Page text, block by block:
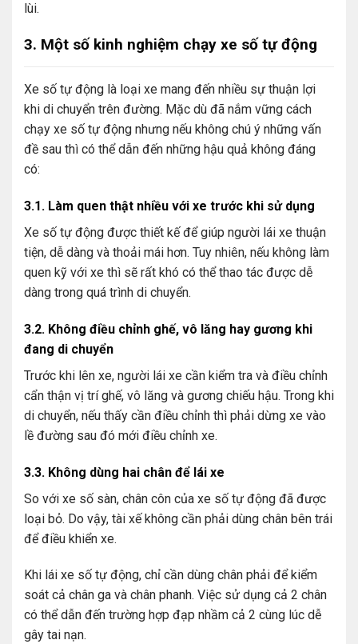
lùi.
3. Một số kinh nghiệm chạy xe số tự động
Xe số tự động là loại xe mang đến nhiều sự thuận lợi
khi di chuyển trên đường. Mặc dù đã nắm vững cách
chạy xe số tự động nhưng nếu không chú ý những vấn
đề sau thì có thể dẫn đến những hậu quả không đáng
có:
3.1. Làm quen thật nhiều với xe trước khi sử dụng
Xe số tự động được thiết kế để giúp người lái xe thuận
tiện, dễ dàng và thoải mái hơn. Tuy nhiên, nếu không làm
quen kỹ với xe thì sẽ rất khó có thể thao tác được dễ
dàng trong quá trình di chuyển.
3.2. Không điều chỉnh ghế, vô lăng hay gương khi
đang di chuyển
Trước khi lên xe, người lái xe cần kiểm tra và điều chỉnh
cẩn thận vị trí ghế, vô lăng và gương chiếu hậu. Trong khi
di chuyển, nếu thấy cần điều chỉnh thì phải dừng xe vào
lề đường sau đó mới điều chỉnh xe.
3.3. Không dùng hai chân để lái xe
So với xe số sàn, chân côn của xe số tự động đã được
loại bỏ. Do vậy, tài xế không cần phải dùng chân bên trái
để điều khiển xe.
Khi lái xe số tự động, chỉ cần dùng chân phải để kiểm
soát cả chân ga và chân phanh. Việc sử dụng cả 2 chân
có thể dẫn đến trường hợp đạp nhầm cả 2 cùng lúc dễ
gây tai nạn.